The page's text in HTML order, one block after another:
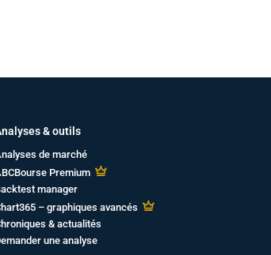
& outils
de marché
Premium
manager
– graphiques avancés
& actualités
une analyse